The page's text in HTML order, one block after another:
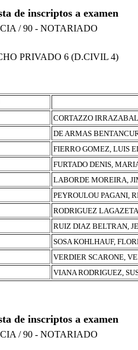
de inscriptos a examen
/ 90 - NOTARIADO
PRIVADO 6 (D.CIVIL 4)
CORTAZZO
DE ARMAS
FIERRO GOMEZ, LUIS
FURTADO DENIS,
LABORDE MOREIRA,
PEYROULOU PAGANI,
RODRIGUEZ
RUIZ DIAZ BELTRAN,
SOSA KOHLHAUF,
VERDIER SCARONE,
VIANA RODRIGUEZ,
de inscriptos a examen
/ 90 - NOTARIADO